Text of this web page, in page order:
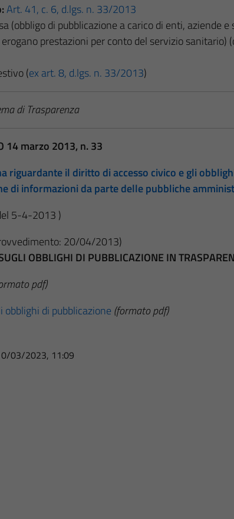
Art. 41, c. 6, d.lgs. n. 33/2013
(obbligo di pubblicazione a carico di enti, aziende
prestazioni per conto del servizio sanitario)
(ex art. 8, d.lgs. n. 33/2013)
di Trasparenza
14 marzo 2013, n. 33
riguardante il diritto di accesso civico e gli
di informazioni da parte delle pubbliche
5-4-2013 )
20/04/2013)
OBBLIGHI DI PUBBLICAZIONE IN
pdf)
obblighi di pubblicazione (formato pdf)
03/2023, 11:09